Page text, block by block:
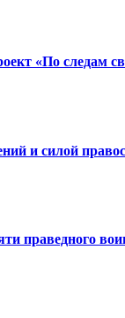
«По
и силой
праведного